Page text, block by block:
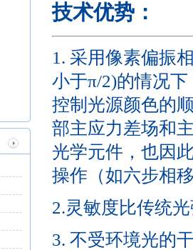
技术优势：
1. 采用像素偏振
小于π/2)的情况
控制光源颜色的
部主应力差场和
光学元件，也因
操作（如六步相
2.灵敏度比传统
3. 不受环境光的